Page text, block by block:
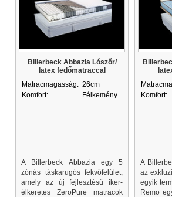
Billerbeck Abbazia Lószőr/
latex fedőmatraccal
Matracmagasság: 26cm
Komfort:
Félkemény
A Billerbeck Abbazia egy 5
zónás táskarugós fekvőfelület,
amely az új fejlesztésű iker-
élkeretes ZeroPure matracok
Komfort:
A
az
egyik
Remo